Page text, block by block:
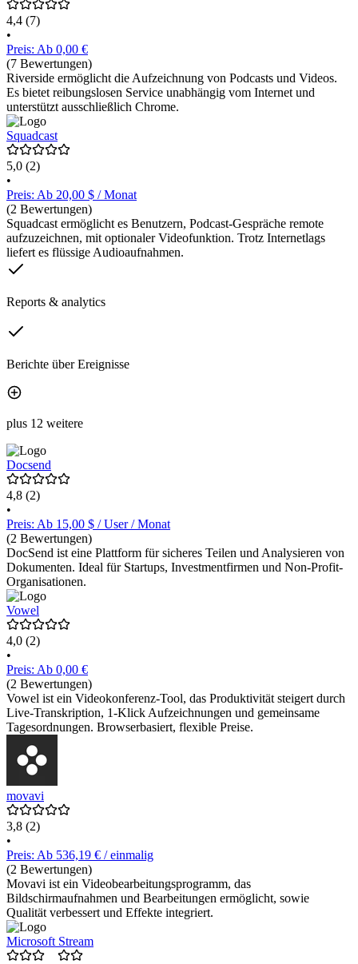
4,4 (7)
•
Preis: Ab 0,00 €
(7 Bewertungen)
Riverside ermöglicht die Aufzeichnung von Podcasts und Videos.
Es bietet reibungslosen Service unabhängig vom Internet und
unterstützt ausschließlich Chrome.
Squadcast
5,0 (2)
•
Preis: Ab 20,00 $ / Monat
(2 Bewertungen)
Squadcast ermöglicht es Benutzern, Podcast-Gespräche remote
aufzuzeichnen, mit optionaler Videofunktion. Trotz Internetlags
liefert es flüssige Audioaufnahmen.
Reports & analytics
Berichte über Ereignisse
plus 12 weitere
Docsend
4,8 (2)
•
Preis: Ab 15,00 $ / User / Monat
(2 Bewertungen)
DocSend ist eine Plattform für sicheres Teilen und Analysieren von
Dokumenten. Ideal für Startups, Investmentfirmen und Non-Profit-
Organisationen.
Vowel
4,0 (2)
•
Preis: Ab 0,00 €
(2 Bewertungen)
Vowel ist ein Videokonferenz-Tool, das Produktivität steigert durch
Live-Transkription, 1-Klick Aufzeichnungen und gemeinsame
Tagesordnungen. Browserbasiert, flexible Preise.
movavi
3,8 (2)
•
Preis: Ab 536,19 € / einmalig
(2 Bewertungen)
Movavi ist ein Videobearbeitungsprogramm, das
Bildschirmaufnahmen und Bearbeitungen ermöglicht, sowie
Qualität verbessert und Effekte integriert.
Microsoft Stream